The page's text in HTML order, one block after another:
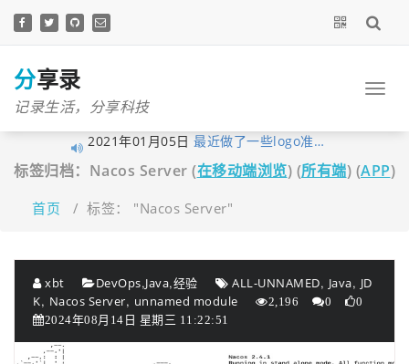
正
分享录
记录生活，分享科技
标签归档：Nacos Server (在移动端浏览) (所有端) (APP)
2021年01月05日 最近做了一些logo准…
早在1月10日xubingta…
2020年10月23日 由于网站暂未落实实…
2020年09月26日 考虑到很多技术文章…
2020年09月16日 我的个人网站分享录…
2020年06月14日 大家不用太拘束，但…
2020年06月03日 经过这段时间的努力…
首页 / 标签： "Nacos Server"
xbt DevOps,Java,经验 ALL-UNNAMED, Java, JD
K, Nacos Server, unnamed module 2,196 0
0
2024年08月14日 星期三 11:22:51